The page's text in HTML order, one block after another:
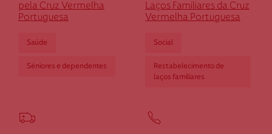
pela Cruz Vermelha
Portuguesa
Saúde
Séniores e dependentes
Laços Familiares da Cruz
Vermelha Portuguesa
Social
Restabelecimento de
laços familiares